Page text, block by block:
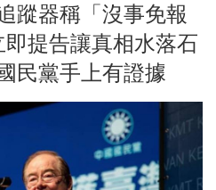
蹤器稱「沒事免報
提告讓真相水落石
民黨手上有證據